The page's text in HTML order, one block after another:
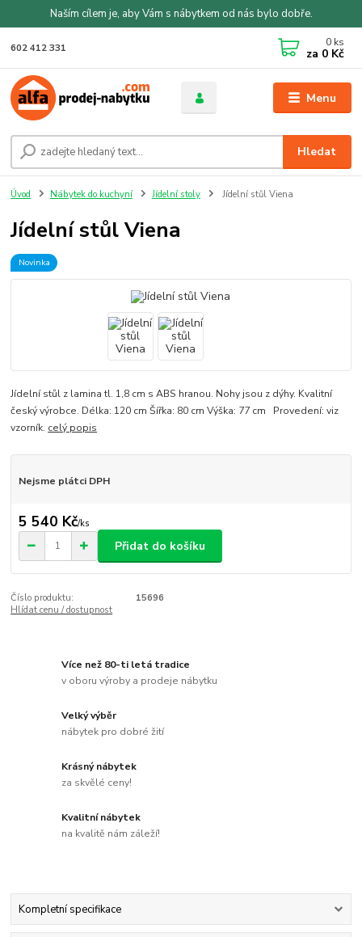
Naším cílem je, aby Vám s nábytkem od nás bylo dobře.
Menu
Hledat
602 412 331 0 ks
za 0 Kč
Úvod Nábytek do kuchyní Jídelní stoly Jídelní stůl Viena
Jídelní stůl Viena
Novinka
Jídelní stůl z lamina tl. 1,8 cm s ABS hranou. Nohy jsou z dýhy. Kvalitní
český výrobce. Délka: 120 cm Šířka: 80 cm Výška: 77 cm Provedení: viz
vzorník. celý popis
Nejsme plátci DPH
5 540 Kč/ks
Přidat do košíku
Číslo produktu:
15696
Hlídat cenu / dostupnost
Více než 80-ti letá tradice
v oboru výroby a prodeje nábytku
Velký výběr
nábytek pro dobré žití
Krásný nábytek
za skvělé ceny!
Kvalitní nábytek
na kvalitě nám záleží!
Kompletní specifikace